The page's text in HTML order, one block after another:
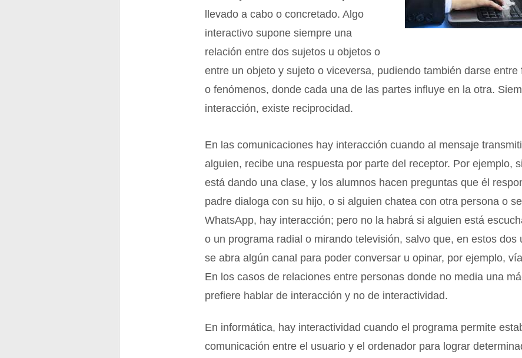
llevado a cabo o concretado. Algo
interactivo supone siempre una
relación entre dos sujetos u objetos o
entre un objeto y sujeto o viceversa, pudiendo también darse entre
o fenómenos, donde cada una de las partes influye en la otra.
interacción, existe reciprocidad.
En las comunicaciones hay interacción cuando al mensaje
alguien, recibe una respuesta por parte del receptor. Por ejemplo,
está dando una clase, y los alumnos hacen preguntas que él
padre dialoga con su hijo, o si alguien chatea con otra persona o
WhatsApp, hay interacción; pero no la habrá si alguien está
o un programa radial o mirando televisión, salvo que, en estos dos
se abra algún canal para poder conversar u opinar, por ejemplo,
En los casos de relaciones entre personas donde no media una
prefiere hablar de interacción y no de interactividad.
En informática, hay interactividad cuando el programa permite
comunicación entre el usuario y el ordenador para lograr